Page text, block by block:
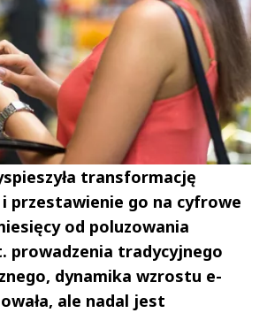
transformację
przestawienie go na cyfrowe
od poluzowania
prowadzenia tradycyjnego
dynamika wzrostu e-
ale nadal jest